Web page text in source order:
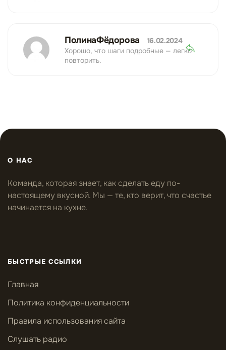
ПолинаФёдорова
16.02.2024
Хорошо, что шаги подробные — легко
повторить.
О НАС
Команда, которая знает, как сделать еду по-
настоящему вкусной. Мы — те, кто верит, что счастье
начинается на кухне.
БЫСТРЫЕ ССЫЛКИ
Главная
Политика конфиденциальности
Правила использования сайта
Слушать радио